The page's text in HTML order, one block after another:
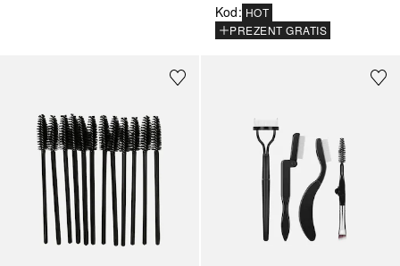
Kod: HOT
PREZENT GRATIS